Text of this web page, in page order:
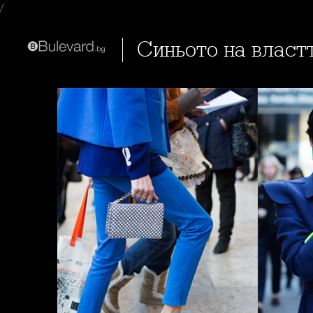
/
Синьото на